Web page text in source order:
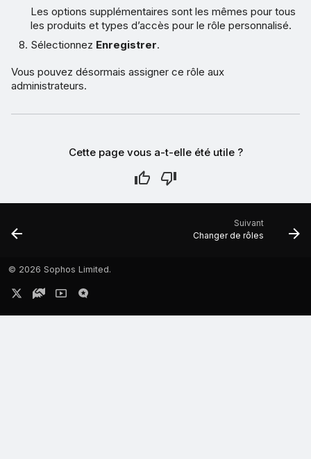
Les options supplémentaires sont les mêmes pour tous
les produits et types d’accès pour le rôle personnalisé.
Sélectionnez Enregistrer.
Vous pouvez désormais assigner ce rôle aux
administrateurs.
Cette page vous a-t-elle été utile ?
Suivant
Changer de rôles
© 2026 Sophos Limited.